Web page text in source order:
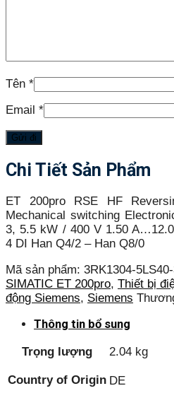
Tên *
Email *
Chi Tiết Sản Phẩm
ET 200pro RSE HF
Mechanical switching
3, 5.5 kW / 400 V 1.50
4 DI Han Q4/2 – Han Q8/0
Mã sản phẩm: 3RK1304-
SIMATIC ET 200pro, Thiết bị
động Siemens, Siemens
Thông tin bổ sung
Trọng lượng 2.04 kg
Country of Origin DE